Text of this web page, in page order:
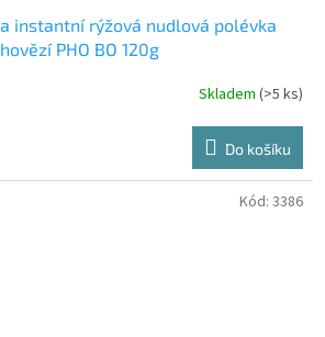
instantní rýžová nudlová polévka
hovězí PHO BO 120g
Skladem (>5 ks)
Do košíku
Kód: 3386